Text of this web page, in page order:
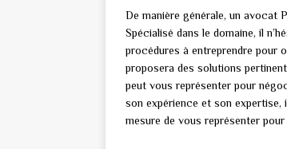
De manière générale, un avocat
Spécialisé dans le domaine, il
procédures à entreprendre pour
proposera des solutions
peut vous représenter pour
son expérience et son
mesure de vous représenter